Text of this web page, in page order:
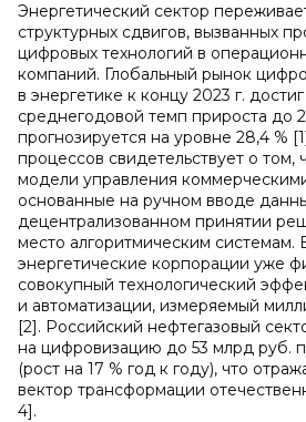
Энергетический сектор
структурных сдвигов, вызванных
цифровых технологий в
компаний. Глобальный рынок
в энергетике к концу 2023 г.
среднегодовой темп прироста до
прогнозируется на уровне 28,4 %
процессов свидетельствует о том,
модели управления
основанные на ручном вводе
децентрализованном принятии
место алгоритмическим
энергетические корпорации уже
совокупный технологический
и автоматизации, измеряемый
[2]. Российский нефтегазовый
на цифровизацию до 53 млрд руб.
(рост на 17 % год к году), что
вектор трансформации
4].